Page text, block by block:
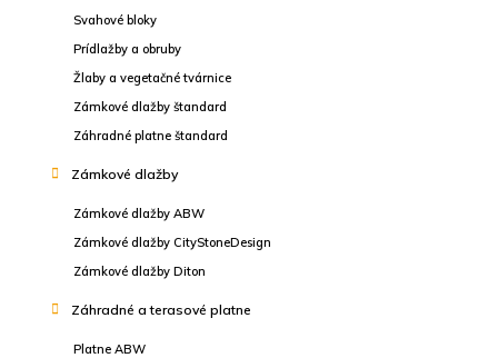
Svahové bloky
Prídlažby a obruby
Žlaby a vegetačné tvárnice
Zámkové dlažby štandard
Záhradné platne štandard
Zámkové dlažby
Zámkové dlažby ABW
Zámkové dlažby CityStoneDesign
Zámkové dlažby Diton
Záhradné a terasové platne
Platne ABW